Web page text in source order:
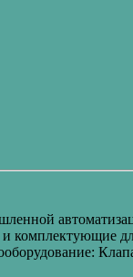
комплектующие